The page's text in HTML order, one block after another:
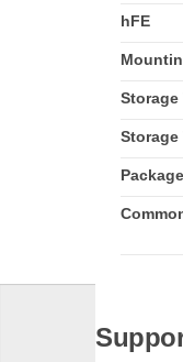
hFE
Storage
Storage